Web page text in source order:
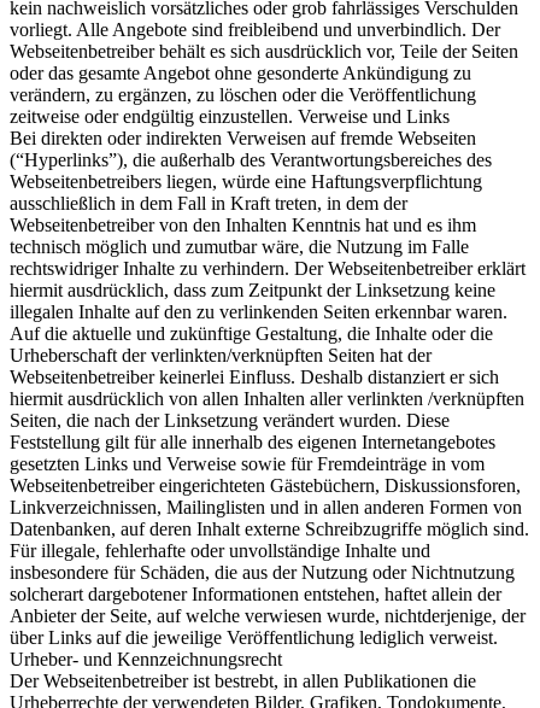
kein nachweislich vorsätzliches oder grob fahrlässiges Verschulden
vorliegt. Alle Angebote sind freibleibend und unverbindlich. Der
Webseitenbetreiber behält es sich ausdrücklich vor, Teile der Seiten
oder das gesamte Angebot ohne gesonderte Ankündigung zu
verändern, zu ergänzen, zu löschen oder die Veröffentlichung
zeitweise oder endgültig einzustellen. Verweise und Links
Bei direkten oder indirekten Verweisen auf fremde Webseiten
(“Hyperlinks”), die außerhalb des Verantwortungsbereiches des
Webseitenbetreibers liegen, würde eine Haftungsverpflichtung
ausschließlich in dem Fall in Kraft treten, in dem der
Webseitenbetreiber von den Inhalten Kenntnis hat und es ihm
technisch möglich und zumutbar wäre, die Nutzung im Falle
rechtswidriger Inhalte zu verhindern. Der Webseitenbetreiber erklärt
hiermit ausdrücklich, dass zum Zeitpunkt der Linksetzung keine
illegalen Inhalte auf den zu verlinkenden Seiten erkennbar waren.
Auf die aktuelle und zukünftige Gestaltung, die Inhalte oder die
Urheberschaft der verlinkten/verknüpften Seiten hat der
Webseitenbetreiber keinerlei Einfluss. Deshalb distanziert er sich
hiermit ausdrücklich von allen Inhalten aller verlinkten /verknüpften
Seiten, die nach der Linksetzung verändert wurden. Diese
Feststellung gilt für alle innerhalb des eigenen Internetangebotes
gesetzten Links und Verweise sowie für Fremdeinträge in vom
Webseitenbetreiber eingerichteten Gästebüchern, Diskussionsforen,
Linkverzeichnissen, Mailinglisten und in allen anderen Formen von
Datenbanken, auf deren Inhalt externe Schreibzugriffe möglich sind.
Für illegale, fehlerhafte oder unvollständige Inhalte und
insbesondere für Schäden, die aus der Nutzung oder Nichtnutzung
solcherart dargebotener Informationen entstehen, haftet allein der
Anbieter der Seite, auf welche verwiesen wurde, nichtderjenige, der
über Links auf die jeweilige Veröffentlichung lediglich verweist.
Urheber- und Kennzeichnungsrecht
Der Webseitenbetreiber ist bestrebt, in allen Publikationen die
Urheberrechte der verwendeten Bilder, Grafiken, Tondokumente,